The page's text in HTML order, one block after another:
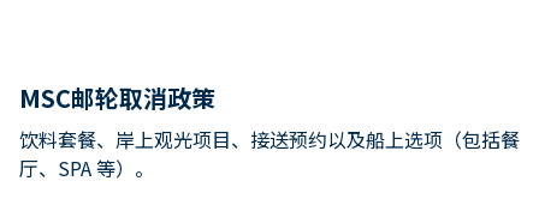
MSC邮轮取消政策
饮料套餐、岸上观光项目、接送预约以及船上选项（包括餐
厅、SPA 等）。